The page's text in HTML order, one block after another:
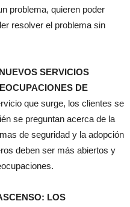
problema, quieren poder
resolver el problema sin
SERVICIOS
DE
que surge, los clientes se
se preguntan acerca de la
de seguridad y la adopción
deben ser más abiertos y
LOS